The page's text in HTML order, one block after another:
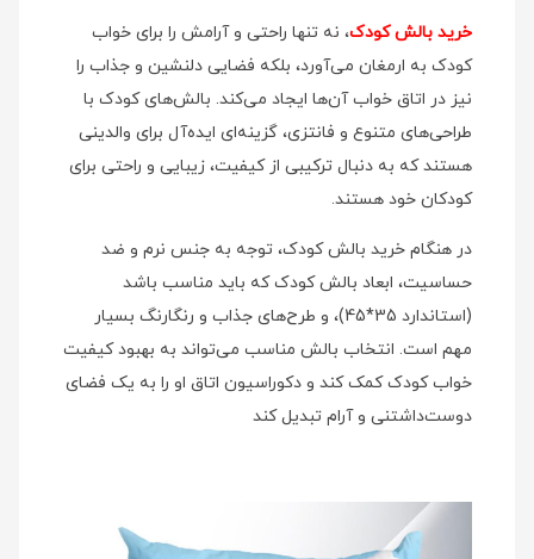
خرید بالش کودک، نه تنها راحتی و آرامش را برای خواب
کودک به ارمغان می‌آورد، بلکه فضایی دلنشین و جذاب را
نیز در اتاق خواب آن‌ها ایجاد می‌کند. بالش‌های کودک با
طراحی‌های متنوع و فانتزی، گزینه‌ای ایده‌آل برای والدینی
هستند که به دنبال ترکیبی از کیفیت، زیبایی و راحتی برای
کودکان خود هستند.
در هنگام خرید بالش کودک، توجه به جنس نرم و ضد
حساسیت، ابعاد بالش کودک که باید مناسب باشد
(استاندارد 35*45)، و طرح‌های جذاب و رنگارنگ بسیار
مهم است. انتخاب بالش مناسب می‌تواند به بهبود کیفیت
خواب کودک کمک کند و دکوراسیون اتاق او را به یک فضای
دوست‌داشتنی و آرام تبدیل کند